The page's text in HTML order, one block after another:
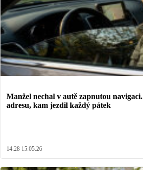
Manžel nechal v autě zapnutou
adresu, kam jezdil každý pátek
14:28 15.05.26